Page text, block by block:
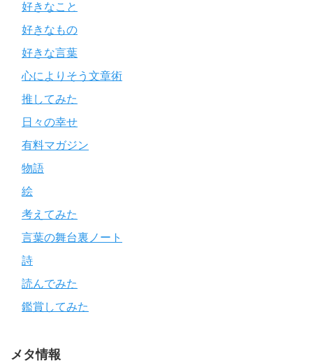
好きなこと
好きなもの
好きな言葉
心によりそう文章術
推してみた
日々の幸せ
有料マガジン
物語
絵
考えてみた
言葉の舞台裏ノート
詩
読んでみた
鑑賞してみた
メタ情報